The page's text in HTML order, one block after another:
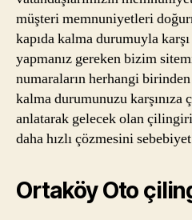
müşteri memnuniyetleri
kapıda kalma durumuyla
yapmanız gereken bizim
numaraların herhangi
kalma durumunuzu karşınıza
anlatarak gelecek olan
daha hızlı çözmesini
Ortaköy Oto